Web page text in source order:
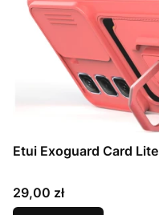
Etui Exoguard Card
Cena
29,00 zł